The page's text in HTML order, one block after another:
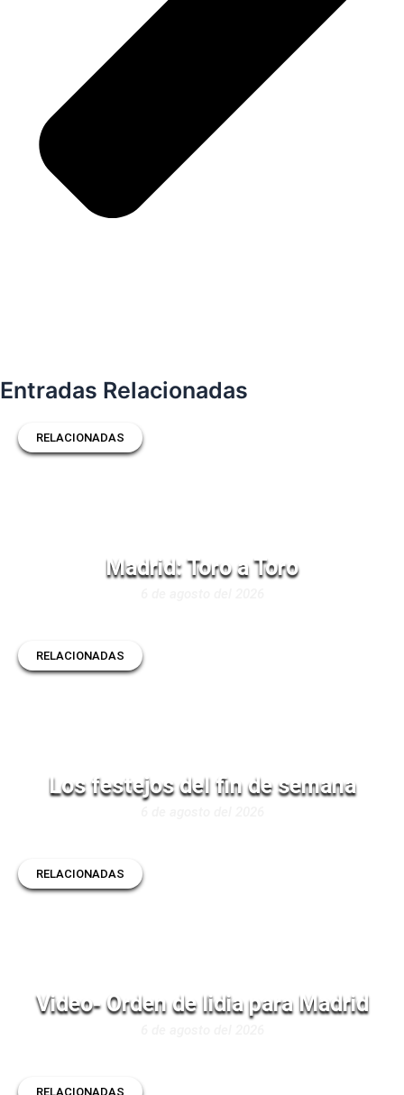
Entradas Relacionadas
RELACIONADAS
Madrid: Toro a Toro
RELACIONADAS
Los festejos del fin de semana
RELACIONADAS
Video- Orden de lidia para Madrid
RELACIONADAS